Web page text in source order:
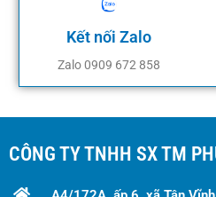
Kết nối Zalo
Zalo 0909 672 858
CÔNG TY TNHH SX TM